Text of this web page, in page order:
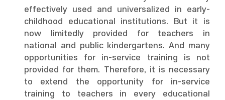
effectively used and universalized in early-
childhood educational institutions. But it is
now limitedly provided for teachers in
national and public kindergartens. And many
opportunities for in-service training is not
provided for them. Therefore, it is necessary
to extend the opportunity for in-service
training to teachers in every educational